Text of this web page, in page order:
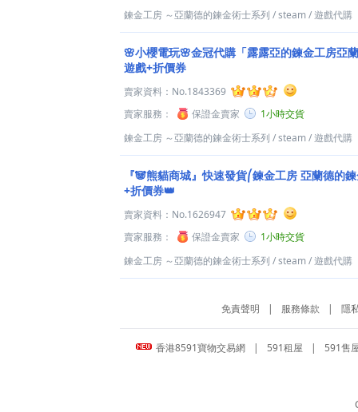
鍊金工房 ～亞蘭德的鍊金術士系列 /steam/遊戲代購
🌸小櫻電玩🌸金冠代購「露露亞的鍊金工房亞
遊戲+折價券
賣家資料： No.1843369
賣家服務：
保證金賣家
1小時交貨
鍊金工房 ～亞蘭德的鍊金術士系列 /steam/遊戲代購
『🐼熊貓商城』快速發貨⎛鍊金工房 亞蘭德的
+折價券👑
賣家資料： No.1626947
賣家服務：
保證金賣家
1小時交貨
鍊金工房 ～亞蘭德的鍊金術士系列 /steam/遊戲代購
免責聲明 | 服務條款 | 隱
香港8591寶物交易網 | 591租屋 | 591售